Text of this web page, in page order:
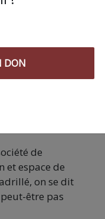
en
»
vastes et aérés,
de
et espace de
on se dit
être pas
DON